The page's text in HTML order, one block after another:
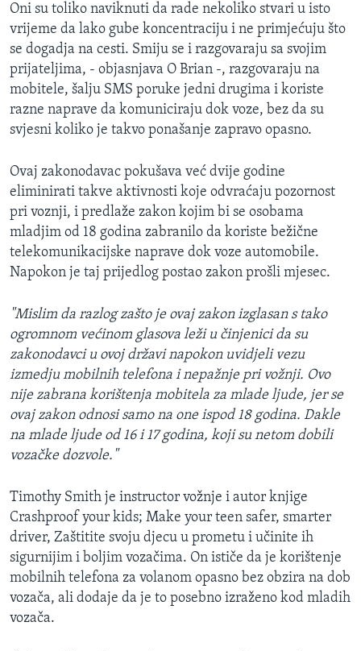
Oni su toliko naviknuti da rade nekoliko stvari u isto
vrijeme da lako gube koncentraciju i ne primjećuju što
se dogadja na cesti. Smiju se i razgovaraju sa svojim
prijateljima, - objasnjava O Brian -, razgovaraju na
mobitele, šalju SMS poruke jedni drugima i koriste
razne naprave da komuniciraju dok voze, bez da su
svjesni koliko je takvo ponašanje zapravo opasno.
Ovaj zakonodavac pokušava već dvije godine
eliminirati takve aktivnosti koje odvraćaju pozornost
pri voznji, i predlaže zakon kojim bi se osobama
mladjim od 18 godina zabranilo da koriste bežične
telekomunikacijske naprave dok voze automobile.
Napokon je taj prijedlog postao zakon prošli mjesec.
"Mislim da razlog zašto je ovaj zakon izglasan s tako
ogromnom većinom glasova leži u činjenici da su
zakonodavci u ovoj državi napokon uvidjeli vezu
izmedju mobilnih telefona i nepažnje pri vožnji. Ovo
nije zabrana korištenja mobitela za mlade ljude, jer se
ovaj zakon odnosi samo na one ispod 18 godina. Dakle
na mlade ljude od 16 i 17 godina, koji su netom dobili
vozačke dozvole."
Timothy Smith je instructor vožnje i autor knjige
Crashproof your kids; Make your teen safer, smarter
driver, Zaštitite svoju djecu u prometu i učinite ih
sigurnijim i boljim vozačima. On ističe da je korištenje
mobilnih telefona za volanom opasno bez obzira na dob
vozača, ali dodaje da je to posebno izraženo kod mladih
vozača.